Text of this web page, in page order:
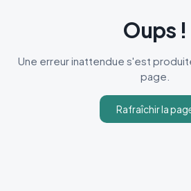
Oups !
Une erreur inattendue s'est
page.
Rafraîchir la